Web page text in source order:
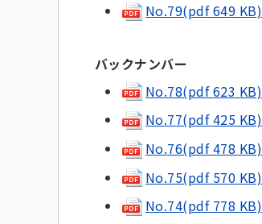
No.79(pdf 649 KB)
バックナンバー
No.78(pdf 623 KB)
No.77(pdf 425 KB)
No.76(pdf 478 KB)
No.75(pdf 570 KB)
No.74(pdf 778 KB)